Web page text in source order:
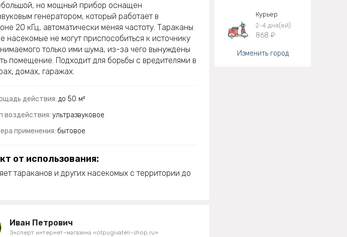
но мощный прибор оснащен
генератором, который работает в
20 кГц, автоматически меняя частоту. Тараканы
насекомые не могут приспособиться к источнику
только ими шума, из-за чего вынуждены
помещение. Подходит для борьбы с вредителями в
домах, гаражах.
действия: до 50 м²
воздействия: ультразвуковое
применения: бытовое
от использования:
тараканов и других насекомых с территории до
Иван Петрович
Эксперт интернет-магазина «otpugivateli-shop.ru»
Курьер
2-4 дня(ей)
868 ₽
Изменить город